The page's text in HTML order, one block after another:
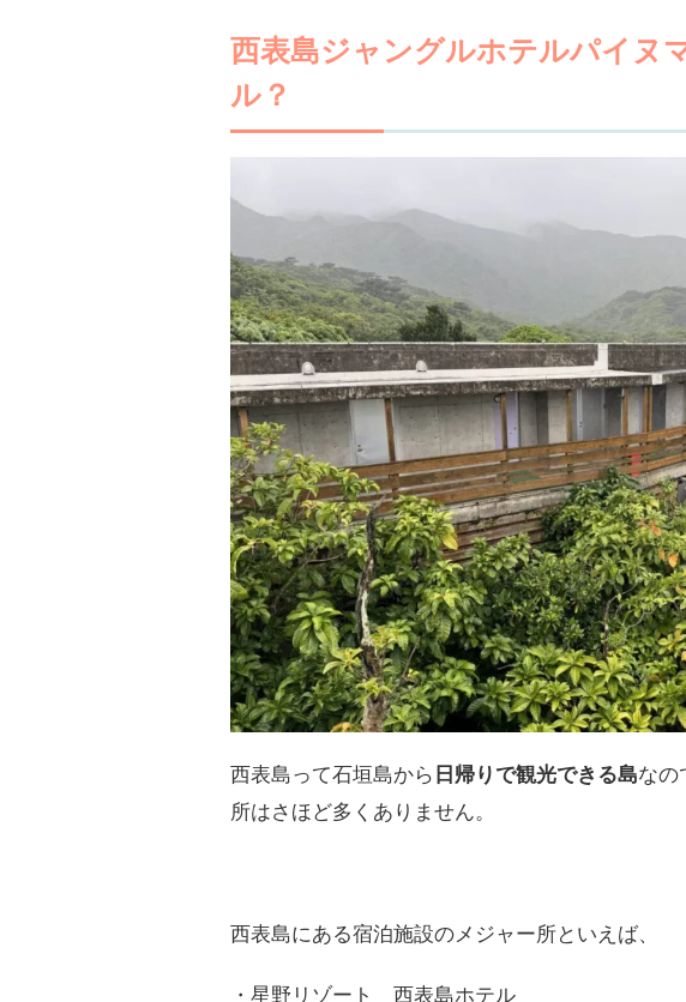
西表島ジャングルホテルパイヌ
ル？
西表島って石垣島から 日帰りで観光できる島なの
所はさほど多くありません。
西表島にある宿泊施設のメジャー所といえば、
・星野リゾート 西表島ホテル